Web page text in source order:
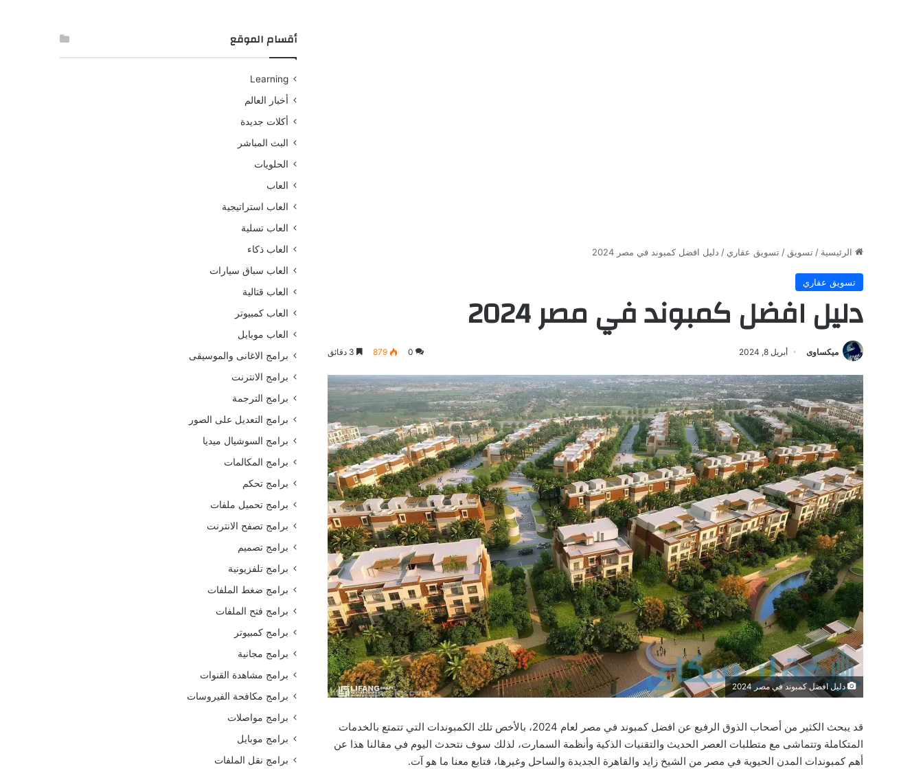
الرئيسية / تسويق / تسويق عقاري / دليل افضل كمبوند في مصر 2024
تسويق عقاري
دليل افضل كمبوند في مصر 2024
ميكساوى أبريل 8, 2024 0
879
دليل افضل كمبوند في مصر 2024
قد يبحث الكثير من أصحاب الذوق الرفيع عن افضل كمبوند في مصر لعام 2024، بالأخص تلك الكمبوندات التي تتمتع بالخدمات
المتكاملة وتتماشى مع متطلبات العصر الحديث والتقنيات الذكية وأنظمة السمارت، لذلك سوف نتحدث اليوم في مقالنا هذا عن
أهم كمبوندات المدن الحيوية في مصر من الشيخ زايد والقاهرة الجديدة والساحل وغيرها، فتابع معنا ما هو آت.
أقسام الموقع
Learning
أخبار العالم
أكلات جديدة
البث المباشر
الحلويات
العاب
العاب استراتيجية
العاب تسلية
العاب ذكاء
العاب سباق سيارات
العاب قتالية
العاب كمبيوتر
العاب موبايل
برامج الاغانى والموسيقى
برامج الانترنت
برامج الترجمة
برامج التعديل على الصور
برامج السوشيال ميديا
برامج المكالمات
برامج تحكم
برامج تحميل ملفات
برامج تصفح الانترنت
برامج تصميم
برامج تلفزيونية
برامج ضغط الملفات
برامج فتح الملفات
برامج كمبيوتر
برامج مجانية
برامج مشاهدة القنوات
برامج مكافحة الفيروسات
برامج مواصلات
برامج موبايل
برامج نقل الملفات